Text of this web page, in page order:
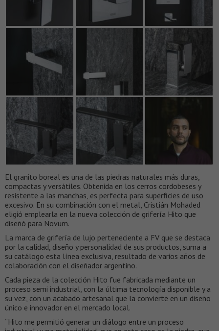
El granito boreal es una de las piedras naturales más duras,
compactas y versátiles. Obtenida en los cerros cordobeses y
resistente a las manchas, es perfecta para superficies de uso
excesivo. En su combinación con el metal, Cristián Mohaded
eligió emplearla en la nueva colección de grifería Hito que
diseñó para Novum.
La marca de grifería de lujo perteneciente a FV que se destaca
por la calidad, diseño y personalidad de sus productos, suma a
su catálogo esta línea exclusiva, resultado de varios años de
colaboración con el diseñador argentino.
Cada pieza de la colección Hito fue fabricada mediante un
proceso semi industrial, con la última tecnología disponible y a
su vez, con un acabado artesanal que la convierte en un diseño
único e innovador en el mercado local.
“Hito me permitió generar un diálogo entre un proceso